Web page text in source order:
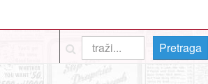
Pretraga